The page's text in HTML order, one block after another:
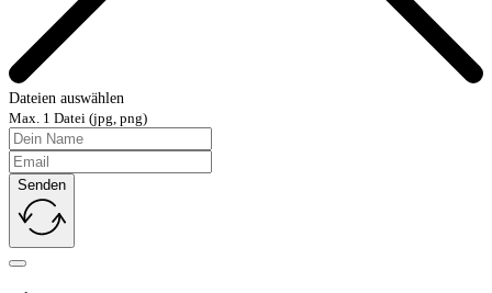
Dateien auswählen
Max. 1 Datei (jpg, png)
Senden